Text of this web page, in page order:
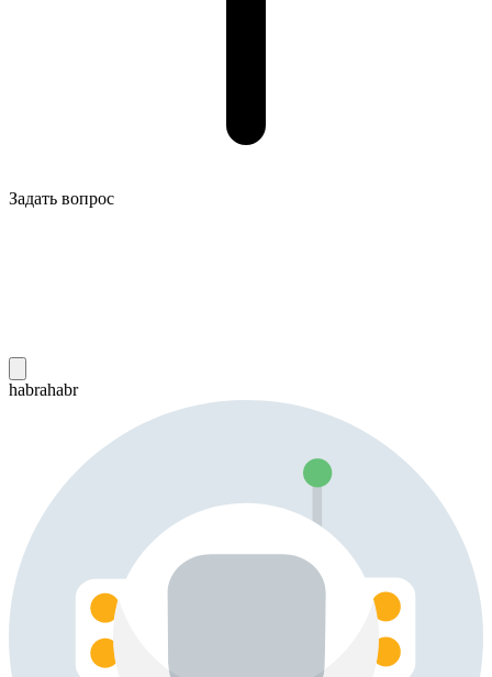
Задать вопрос
habrahabr